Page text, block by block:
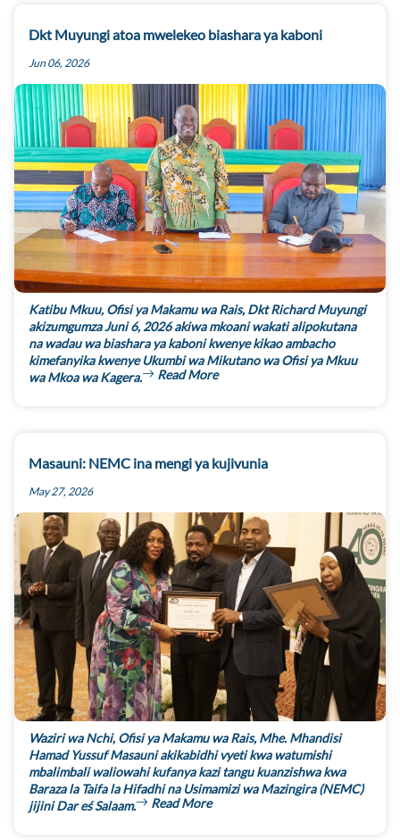
Dkt Muyungi atoa mwelekeo biashara ya kaboni
Jun 06, 2026
Katibu Mkuu, Ofisi ya Makamu wa Rais, Dkt Richard Muyungi
akizumgumza Juni 6, 2026 akiwa mkoani wakati alipokutana
na wadau wa biashara ya kaboni kwenye kikao ambacho
kimefanyika kwenye Ukumbi wa Mikutano wa Ofisi ya Mkuu
wa Mkoa wa Kagera.
Read More
Masauni: NEMC ina mengi ya kujivunia
May 27, 2026
Waziri wa Nchi, Ofisi ya Makamu wa Rais, Mhe. Mhandisi
Hamad Yussuf Masauni akikabidhi vyeti kwa watumishi
mbalimbali waliowahi kufanya kazi tangu kuanzishwa kwa
Baraza la Taifa la Hifadhi na Usimamizi wa Mazingira (NEMC)
jijini Dar eś Salaam.
Read More